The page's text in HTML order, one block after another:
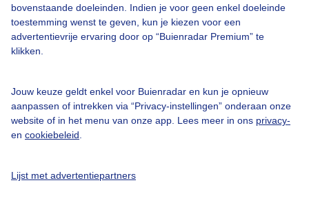
bovenstaande doeleinden. Indien je voor geen enkel doeleinde
toestemming wenst te geven, kun je kiezen voor een
advertentievrije ervaring door op “Buienradar Premium” te
klikken.
Jouw keuze geldt enkel voor Buienradar en kun je opnieuw
aanpassen of intrekken via “Privacy-instellingen” onderaan onze
website of in het menu van onze app. Lees meer in ons privacy-
en cookiebeleid
Lijst met advertentiepartners
Toegankelijkheid
Gebruikersvoorwaarden
Adverteren
Privacy beleid
Cookie beleid